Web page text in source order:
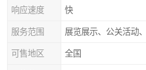
响应速度 快
服务范围 展览展示、公关活动
可售地区 全国